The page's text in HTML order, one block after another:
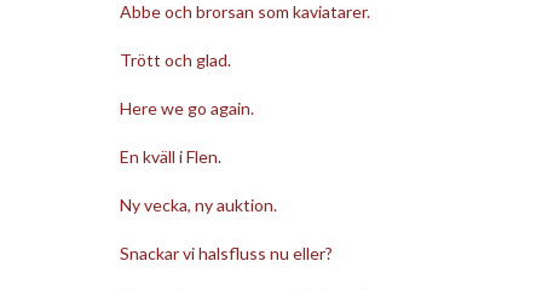
Abbe och brorsan som kaviatarer.
Trött och glad.
Here we go again.
En kväll i Flen.
Ny vecka, ny auktion.
Snackar vi halsfluss nu eller?